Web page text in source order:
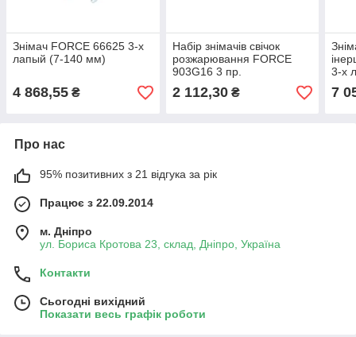
Знімач FORCE 66625 3-х
лапый (7-140 мм)
4 868,55 ₴
Набір знімачів свічок
розжарювання FORCE
903G16 3 пр.
2 112,30₴
3-х
7
Про нас
95% позитивних з 21 відгука за рік
Працює з 22.09.2014
м. Дніпро
ул. Бориса Кротова 23, склад, Дніпро, Україна
Контакти
Сьогодні вихідний
Показати весь графік роботи